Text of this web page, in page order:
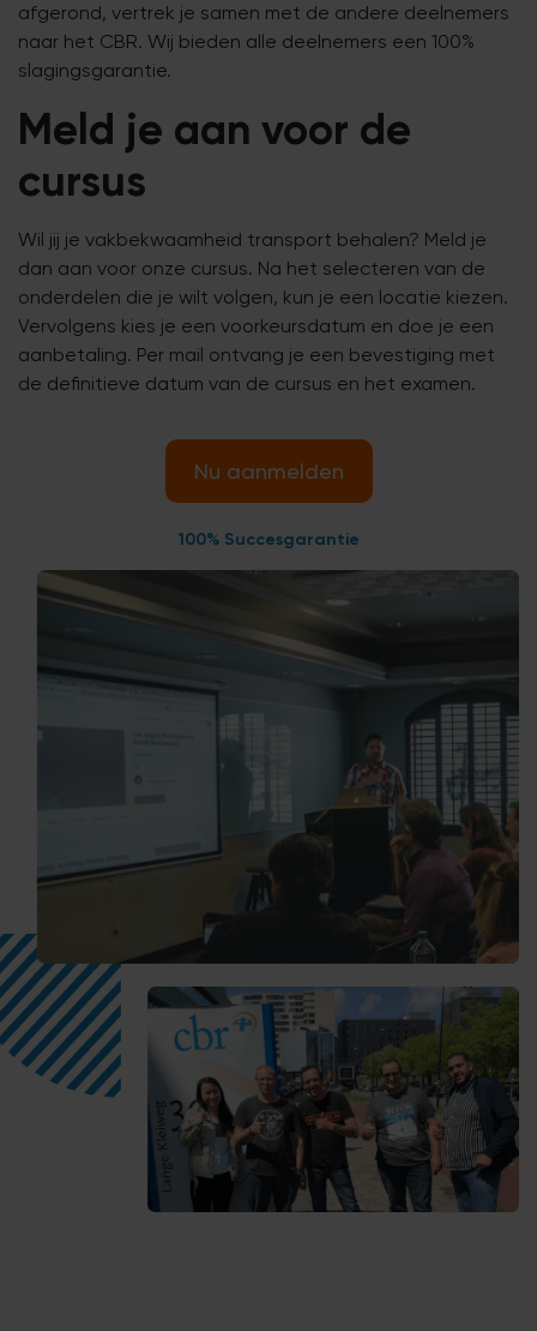
afgerond, vertrek je samen met de andere deelnemers
naar het CBR. Wij bieden alle deelnemers een 100%
slagingsgarantie.
Meld je aan voor de
cursus
Wil jij je vakbekwaamheid transport behalen? Meld je
dan aan voor onze cursus. Na het selecteren van de
onderdelen die je wilt volgen, kun je een locatie kiezen.
Vervolgens kies je een voorkeursdatum en doe je een
aanbetaling. Per mail ontvang je een bevestiging met
de definitieve datum van de cursus en het examen.
Nu aanmelden
100% Succesgarantie